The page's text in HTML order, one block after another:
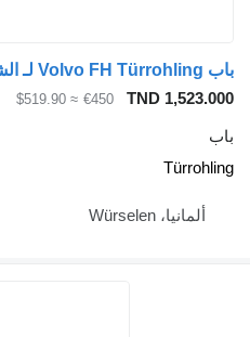
TND
€450
≈ $519.90